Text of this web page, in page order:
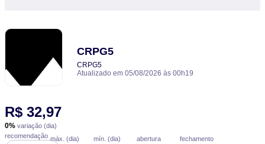
CRPG5
CRPG5
Atualizado em 05/08/2026 às 00h19
R$ 32,97
0% variação (dia)
recomendação máx. (dia) mín. (dia) abertura fechamento